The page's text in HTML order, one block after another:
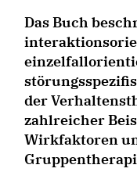
Das Buch
der
zahlreicher
Wirkfaktoren